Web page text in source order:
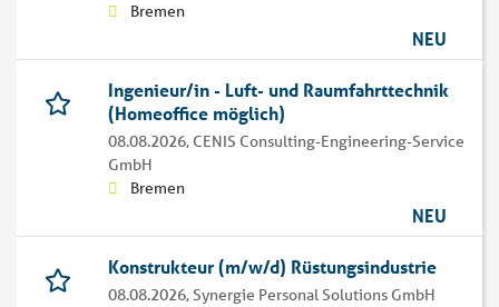
Bremen
NEU
Ingenieur/in - Luft- und Raumfahrttechnik
(Homeoffice möglich)
08.08.2026, CENIS Consulting-Engineering-Service
GmbH
Bremen
NEU
Konstrukteur (m/w/d) Rüstungsindustrie
08.08.2026,Synergie Personal Solutions GmbH